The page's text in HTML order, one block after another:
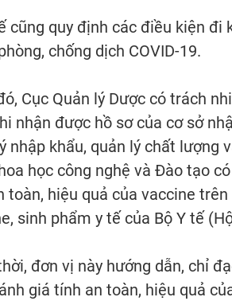
cũng quy định các điều kiện đi
chống dịch COVID-19.
Cục Quản lý Dược có trách
nhận được hồ sơ của cơ sở
nhập khẩu, quản lý chất lượng
học công nghệ và Đào tạo
toàn, hiệu quả của vaccine
sinh phẩm y tế của Bộ Y tế
đơn vị này hướng dẫn, chỉ
giá tính an toàn, hiệu quả